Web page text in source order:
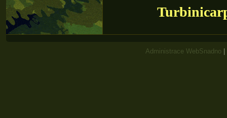
Administrace WebSnadno|